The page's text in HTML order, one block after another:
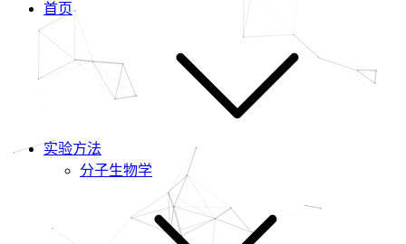
首页
实验方法
分子生物学